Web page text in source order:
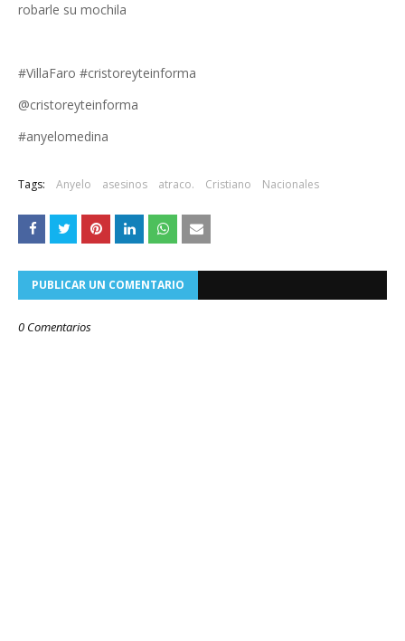
robarle su mochila
#VillaFaro #cristoreyteinforma
@cristoreyteinforma
#anyelomedina
Tags: Anyelo asesinos atraco. Cristiano Nacionales
PUBLICAR UN COMENTARIO
0 Comentarios